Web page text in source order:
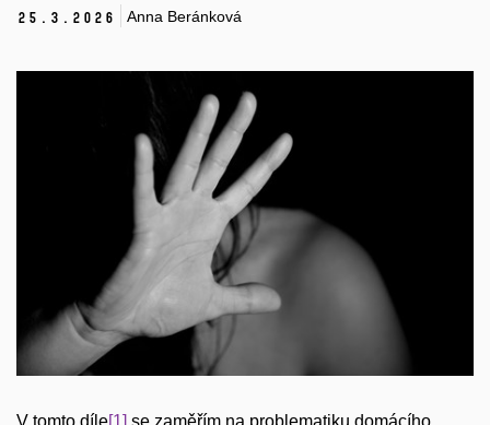
25. 3. 2026 Anna Beránková
V tomto díle[1] se zaměřím na problematiku domácího